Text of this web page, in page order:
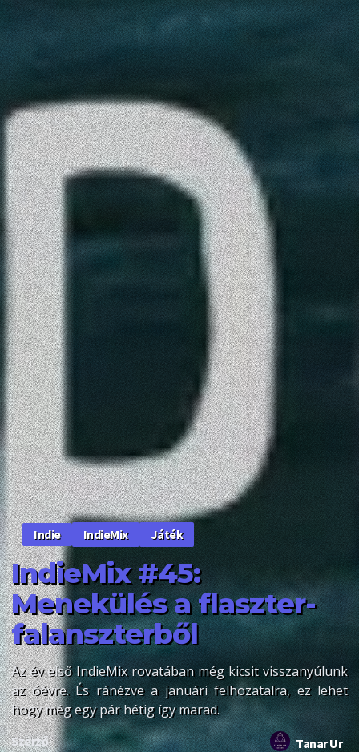
Indie IndieMix Játék
IndieMix #45:
Menekülés a flaszter-
falanszterből
Az év első IndieMix rovatában még kicsit visszanyúlunk
az óévre. És ránézve a januári felhozatalra, ez lehet
hogy még egy pár hétig így marad.
Szerző
Tanar Ur